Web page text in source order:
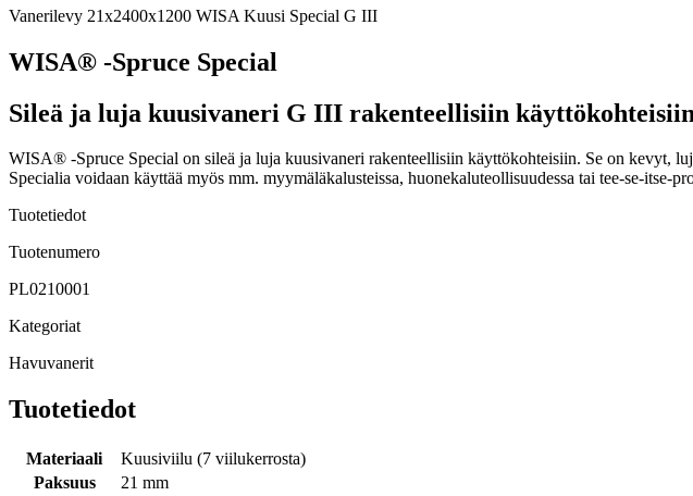
Vanerilevy 21x2400x1200 WISA Kuusi Special G III
WISA® -Spruce Special
Sileä ja luja kuusivaneri G III rakenteellisiin käyttökohteisiin
WISA® -Spruce Special on sileä ja luja kuusivaneri rakenteellisiin käyttökohteisiin. Se on kevyt,
Specialia voidaan käyttää myös mm. myymäläkalusteissa, huonekaluteollisuudessa tai tee-se-itse-
Tuotetiedot
Tuotenumero
PL0210001
Kategoriat
Havuvanerit
Tuotetiedot
Materiaali
Kuusiviilu (7 viilukerrosta)
Paksuus
21 mm